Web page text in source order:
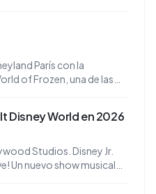
París con la
of Frozen, una de las
Disney World en 2026
Studios. Disney Jr.
Un nuevo show musical